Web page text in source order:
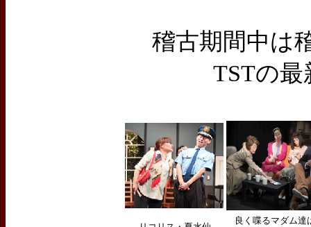
稽古期間中は
TSTの
良く喋るマダム達